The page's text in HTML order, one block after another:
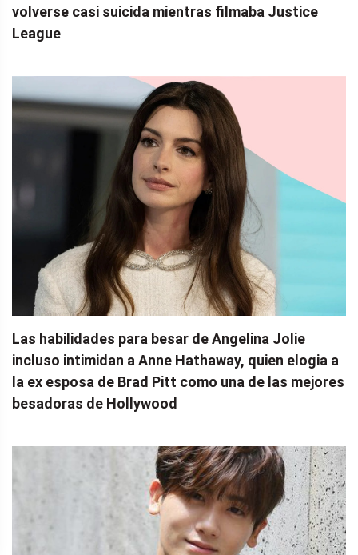
volverse casi suicida mientras filmaba Justice
League
Las habilidades para besar de Angelina Jolie
incluso intimidan a Anne Hathaway, quien elogia a
la ex esposa de Brad Pitt como una de las mejores
besadoras de Hollywood